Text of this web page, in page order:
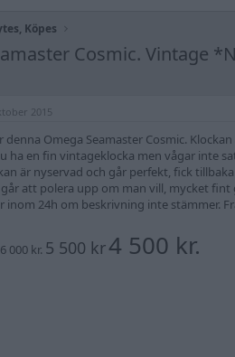
Köpes
Cosmic. Vintage
2015
denna Omega Seamaster Cosmic.
ha en fin vintageklocka men vågar inte
är nyservad och går perfekt, fick
att polera upp om man vill, mycket fint
inom 24h om beskrivning inte stämmer.
000 kr. 5 500 kr4 500 kr.